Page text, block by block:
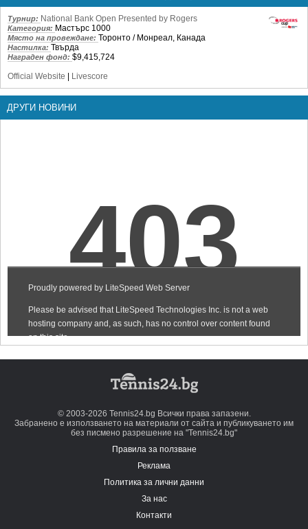
Турнир: National Bank Open Presented by Rogers
Категория: Мастърс 1000
Място на провеждане: Торонто / Монреал, Канада
Настилка: Твърда
Награден фонд: $9,415,724
Official Website | Livescore
ДРУГИ НОВИНИ
© 2003-2026 Tennis24.bg Всички права запазени.
Забранено е използването на материали от сайта и публикуването им
без писмено разрешение на "Tennis24.bg"
Правила за ползване
Реклама
Политика за лични данни
За нас
Контакти